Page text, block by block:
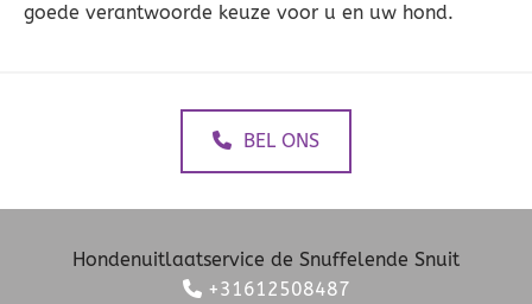
goede verantwoorde keuze voor u en uw hond.
BEL ONS
Hondenuitlaatservice de Snuffelende Snuit
+31612508487